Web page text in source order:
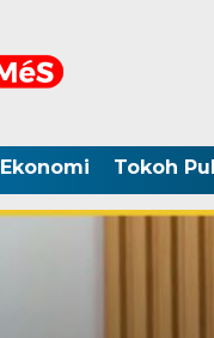
Ekonomi Tokoh